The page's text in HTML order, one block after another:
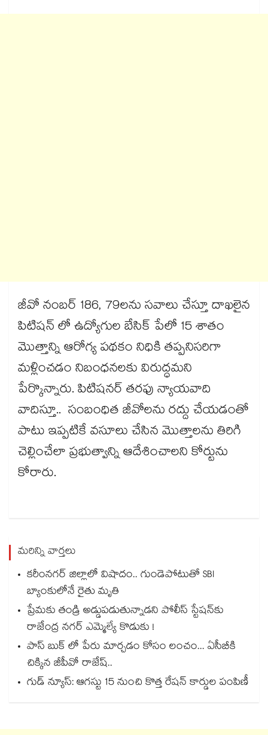
జీవో నంబర్‌‌‌‌‌‌‌‌‌‌‌‌‌‌‌‌ 186, 79లను సవాలు చేస్తూ దాఖలైన
పిటిషన్ లో ఉద్యోగుల బేసిక్‌‌‌‌‌‌‌‌‌‌‌‌‌‌‌‌ పేలో 15 శాతం
మొత్తాన్ని ఆరోగ్య పథకం నిధికి తప్పనిసరిగా
మళ్లించడం నిబంధనలకు విరుద్ధమని
పేర్కొన్నారు. పిటిషనర్‌‌‌‌‌‌‌‌‌‌‌‌‌‌‌‌ తరఫు న్యాయవాది
వాదిస్తూ.. సంబంధిత జీవోలను రద్దు చేయడంతో
పాటు ఇప్పటికే వసూలు చేసిన మొత్తాలను తిరిగి
చెల్లించేలా ప్రభుత్వాన్ని ఆదేశించాలని కోర్టును
కోరారు.
మరిన్ని వార్తలు
కరీంనగర్ జిల్లాలో విషాదం.. గుండెపోటుతో SBI
బ్యాంకులోనే రైతు మృతి
ప్రేమకు తండ్రి అడ్డుపడుతున్నాడని పోలీస్ స్టేషన్⁪కు
రాజేంద్ర నగర్ ఎమ్మెల్యే కొడుకు !
పాస్ బుక్ లో పేరు మార్చడం కోసం లంచం... ఏసీబీకి
చిక్కిన జీపీవో రాజేష్..
గుడ్ న్యూస్: ఆగస్టు 15 నుంచి కొత్త రేషన్ కార్డుల పంపిణీ